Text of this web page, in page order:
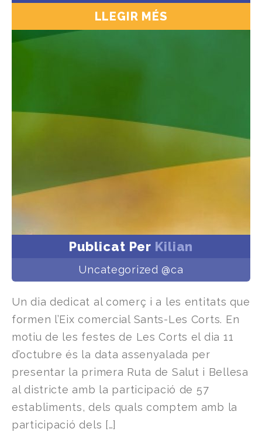
LLEGIR MÉS
Publicat Per Kilian
Uncategorized @ca
Un dia dedicat al comerç i a les entitats que
formen l’Eix comercial Sants-Les Corts. En
motiu de les festes de Les Corts el dia 11
d’octubre és la data assenyalada per
presentar la primera Ruta de Salut i Bellesa
al districte amb la participació de 57
establiments, dels quals comptem amb la
participació dels […]